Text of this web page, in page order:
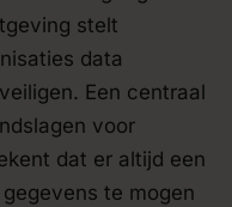
stelt
data
Een centraal
voor
dat er altijd een
te mogen